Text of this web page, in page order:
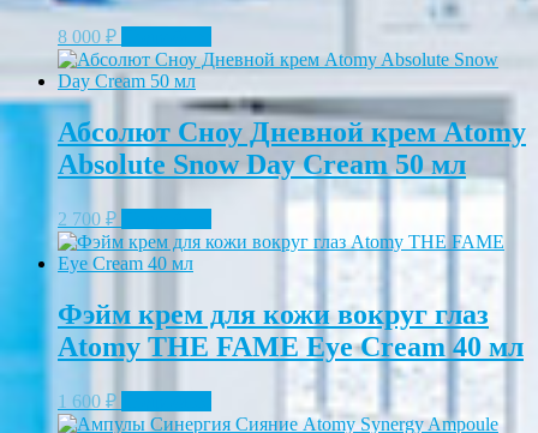
8 000 ₽
Абсолют Сноу Дневной крем Atomy
Absolute Snow Day Cream 50 мл
2 700 ₽
Фэйм крем для кожи вокруг глаз
Atomy THE FAME Eye Cream 40 мл
1 600 ₽